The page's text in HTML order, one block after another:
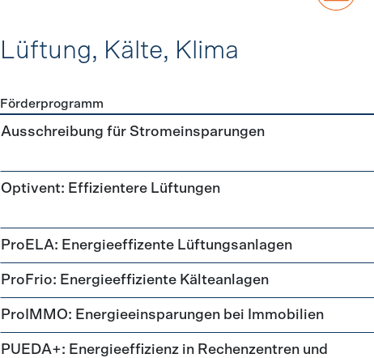
Lüftung, Kälte, Klima
Förderprogramme Lüftung, Kälte, Klima
Förderprogramm
Ausschreibung für Stromeinsparungen
Optivent: Effizientere Lüftungen
ProELA: Energieeffizente Lüftungsanlagen
ProFrio: Energieeffiziente Kälteanlagen
ProIMMO: Energieeinsparungen bei Immobilien
PUEDA+: Energieeffizienz in Rechenzentren und